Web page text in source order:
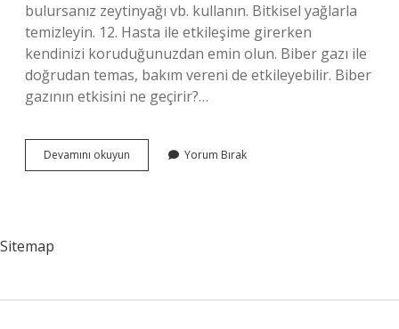
bulursanız zeytinyağı vb. kullanın. Bitkisel yağlarla
temizleyin. 12. Hasta ile etkileşime girerken
kendinizi koruduğunuzdan emin olun. Biber gazı ile
doğrudan temas, bakım vereni de etkileyebilir. Biber
gazının etkisini ne geçirir?…
Devamını okuyun
Spray
Yorum Bırak
Sitemap